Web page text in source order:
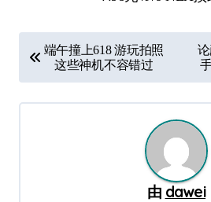
章
导
端午撞上618 游玩拍照
这些神机不容错过
由 dawei